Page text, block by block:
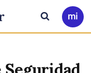
Ir
a
Buscar